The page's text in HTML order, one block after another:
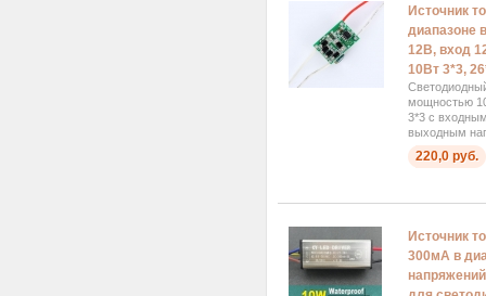
Источник
диапазоне
12В, вход
10Вт 3*3,
мощностью
3*3 с
выходным
220,0 руб.
Источник
300мА в